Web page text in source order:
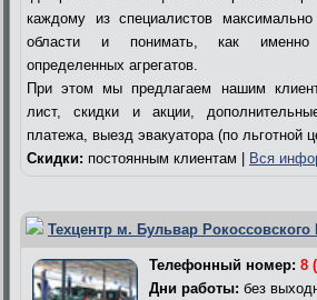
каждому из специалистов
области и понимать, как именно
определенных агрегатов.
При этом мы предлагаем нашим
лист, скидки и акции,
платежа, выезд эвакуатора (по льготной
Скидки: постоянным клиентам | Вся
Техцентр м. Бульвар Рокоссовского
Телефонный номер: 8
Дни работы: без